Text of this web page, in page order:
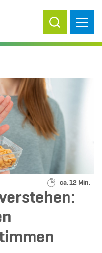
Suche ein-/
Lesedauer:
ca. 12 Min.